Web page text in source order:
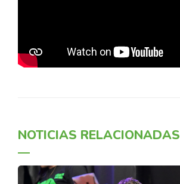
NOTICIAS RELACIONADAS